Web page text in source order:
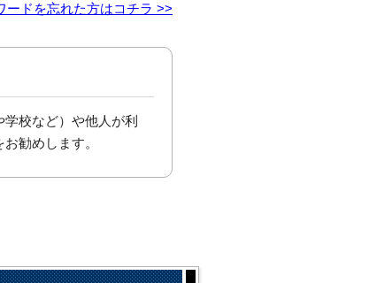
ードを忘れた方はコチラ >>
校など）や他人が利
勧めします。